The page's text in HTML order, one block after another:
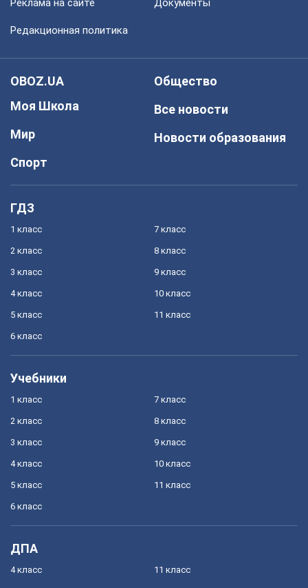
Реклама на сайте Документы
Редакционная политика
OBOZ.UA
Моя Школа
Мир
Спорт
Общество
Все новости
Новости образования
ГДЗ
1 класс
2 класс
3 класс
4 класс
5 класс
6 класс
7 класс
8 класс
9 класс
10 класс
11 класс
Учебники
1 класс
2 класс
3 класс
4 класс
5 класс
6 класс
7 класс
8 класс
9 класс
10 класс
11 класс
ДПА
4 класс 11 класс